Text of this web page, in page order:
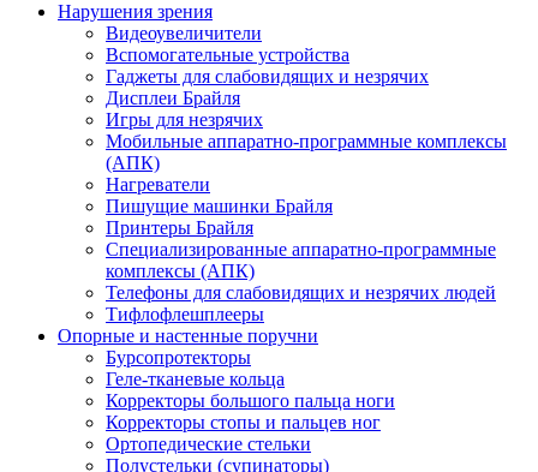
Нарушения зрения
Видеоувеличители
Вспомогательные устройства
Гаджеты для слабовидящих и незрячих
Дисплеи Брайля
Игры для незрячих
Мобильные аппаратно-программные комплексы
(АПК)
Нагреватели
Пишущие машинки Брайля
Принтеры Брайля
Специализированные аппаратно-программные
комплексы (АПК)
Телефоны для слабовидящих и незрячих людей
Тифлофлешплееры
Опорные и настенные поручни
Бурсопротекторы
Геле-тканевые кольца
Корректоры большого пальца ноги
Корректоры стопы и пальцев ног
Ортопедические стельки
Полустельки (супинаторы)